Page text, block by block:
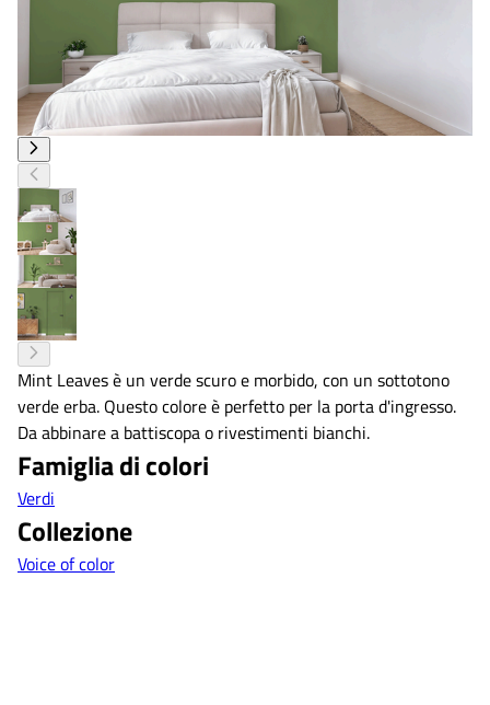
Mint Leaves è un verde scuro e morbido, con un sottotono
verde erba. Questo colore è perfetto per la porta d'ingresso.
Da abbinare a battiscopa o rivestimenti bianchi.
Famiglia di colori
Verdi
Collezione
Voice of color